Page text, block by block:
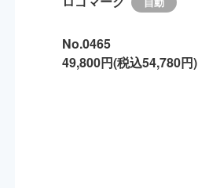
No.0465
49,800円(税込54,780円)